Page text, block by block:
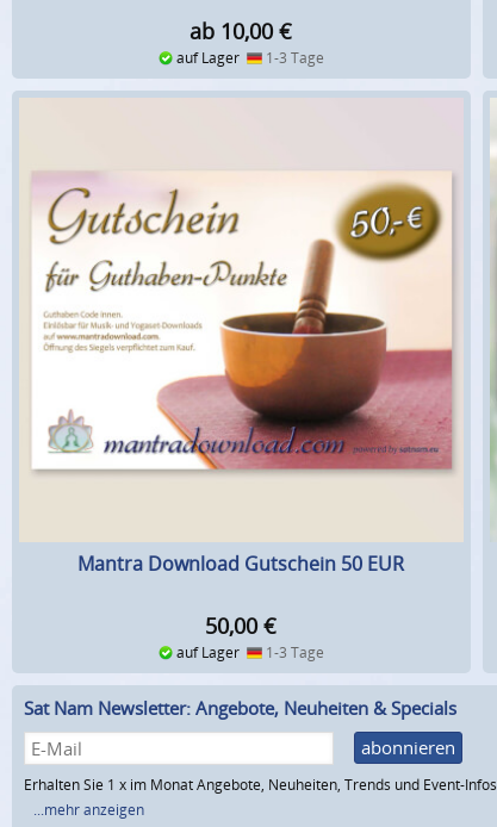
ab 10,00 €
auf Lager 1-3 Tage
Mantra Download Gutschein 50 EUR
50,00 €
auf Lager 1-3 Tage
Sat Nam Newsletter: Angebote, Neuheiten & Specials
abonnieren
Erhalten Sie 1 x im Monat Angebote, Neuheiten, Trends und Event-Infos
...mehr anzeigen